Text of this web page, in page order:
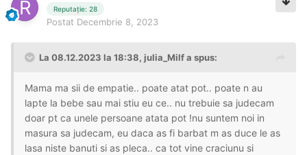
Reputație: 28
Postat Decembrie 8, 2023
La 08.12.2023 la 18:38, julia_Milfa spus:
Mama ma sii de empatie.. poate atat pot.. poate n au
lapte la bebe sau mai stiu eu ce.. nu trebuie sa judecam
doar pt ca unele persoane atata pot !nu suntem noi in
masura sa judecam, eu daca as fi barbat m as duce le as
lasa niste banuti si as pleca.. ca tot vine craciunu si